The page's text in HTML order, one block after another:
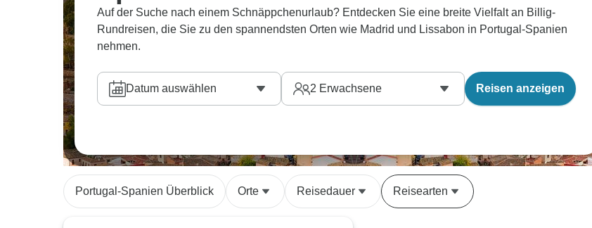
Auf der Suche nach einem Schnäppchenurlaub? Entdecken Sie eine breite Vielfalt an Billig-
Rundreisen, die Sie zu den spannendsten Orten wie Madrid und Lissabon in Portugal-Spanien
nehmen.
Datum auswählen 2 Erwachsene Reisen anzeigen
Portugal-Spanien Überblick Orte Reisedauer Reisearten